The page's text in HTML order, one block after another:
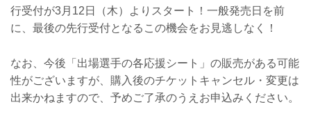
行受付が3月12日（木）よりスタート！一般発売日を前
に、最後の先行受付となるこの機会をお見逃しなく！
なお、今後「出場選手の各応援シート」の販売がある可能
性がございますが、購入後のチケットキャンセル・変更は
出来かねますので、予めご了承のうえお申込みください。